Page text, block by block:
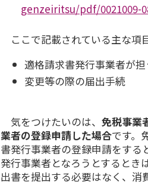
genzeiritsu/pdf/0021009-
ここで記載されている主な項
適格請求書発行事業者が
変更等の際の届出手続
気をつけたいのは、 免税事業
業者の登録申請した場合です。
書発⾏事業者の登録申請をする
発⾏事業者となろうとするとき
出書を提出する必要はなく、消